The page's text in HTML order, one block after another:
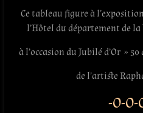
Ce tableau figure à
l’Hôtel du département de la
à l’occasion du Jubilé d’Or » 50
de l’artiste
-O-O-